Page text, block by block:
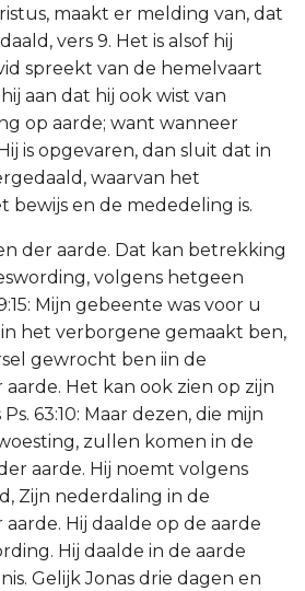
maakt er melding van, dat
vers 9. Het is alsof hij
spreekt van de hemelvaart
aan dat hij ook wist van
op aarde; want wanneer
is opgevaren, dan sluit dat in
waarvan het
bewijs en de mededeling is.
der aarde. Dat kan betrekking
volgens hetgeen
Mijn gebeente was voor u
het verborgene gemaakt ben,
gewrocht ben iin de
Het kan ook zien op zijn
63:10: Maar dezen, die mijn
zullen komen in de
aarde. Hij noemt volgens
Zijn nederdaling in de
Hij daalde op de aarde
Hij daalde in de aarde
Gelijk Jonas drie dagen en